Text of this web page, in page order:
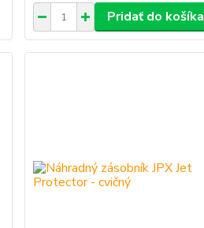
Pridať do košíka